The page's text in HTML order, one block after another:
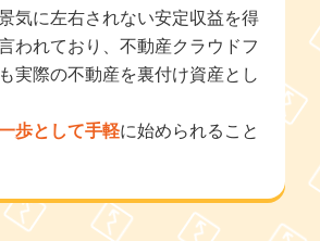
気に左右されない安定収益を得
われており、不動産クラウドフ
実際の不動産を裏付け資産とし
歩として手軽に始められること